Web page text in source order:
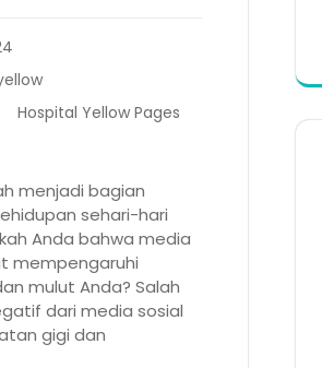
Hospital Yellow Pages
menjadi bagian
sehari-hari
Anda bahwa media
mempengaruhi
mulut Anda? Salah
dari media sosial
gigi dan